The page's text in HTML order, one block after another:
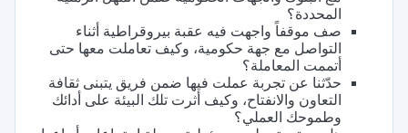
المحددة؟
صف موقفاً واجهت فيه عقبة بيروقراطية أثناء
التواصل مع جهة حكومية، وكيف تعاملت معها حتى
أتممت المعاملة؟
حدّثنا عن تجربة عملت فيها ضمن فريق يتبنى ثقافة
التعاون والانفتاح، وكيف أثرت تلك البيئة على أدائك
وطموحك العملي؟